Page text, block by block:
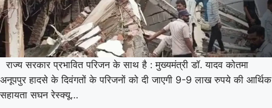
राज्य सरकार प्रभावित परिजन के साथ है : मुख्यमंत्री डॉ. यादव कोतमा
अनूपपुर हादसे के दिवंगतों के परिजनों को दी जाएगी 9-9 लाख रुपये की आर्थिक
सहायता सघन रेस्क्यू…